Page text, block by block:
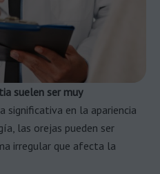
suelen ser muy
significativa en la apariencia
las orejas pueden ser
irregular que afecta la